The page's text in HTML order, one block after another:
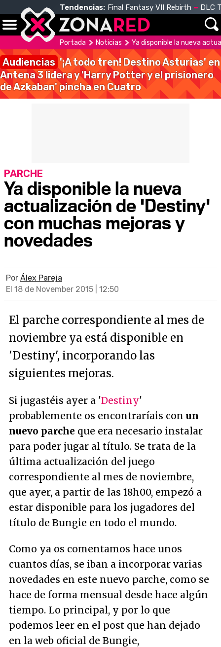
Tendencias: Final Fantasy VII Rebirth DLC
Portada Noticias Ya disponible la nueva
Audiencias '¡A todo tren! Destino Asturias' en
Antena 3 lidera y 'Harry Potter y el prisionero
de Azkaban' pincha en Cuatro
Ya disponible la nueva
actualización de 'Destiny'
con muchas mejoras y
novedades
PARCHE
Por Álex Pareja
El 18 de November 2015 | 12:50
El parche correspondiente al mes de
noviembre ya está disponible en
'Destiny', incorporando las
siguientes mejoras.
Si jugastéis ayer a 'Destiny'
probablemente os encontraríais con un
nuevo parche que era necesario instalar
para poder jugar al título. Se trata de la
última actualización del juego
correspondiente al mes de noviembre,
que ayer, a partir de las 18h00, empezó a
estar disponible para los jugadores del
título de Bungie en todo el mundo.
Como ya os comentamos hace unos
cuantos días, se iban a incorporar varias
novedades en este nuevo parche, como se
hace de forma mensual desde hace algún
tiempo. Lo principal, y por lo que
podemos leer en el post que han dejado
en la web oficial de Bungie,